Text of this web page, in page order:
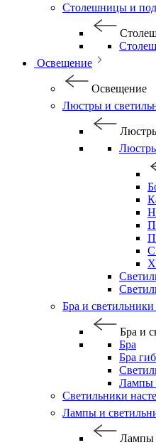
Столешницы и
Освещение
Освещение
Люстры и
С
Бра и
Бра и
Бра
Бра
Лампы
Светильники
Лампы и
Лампы